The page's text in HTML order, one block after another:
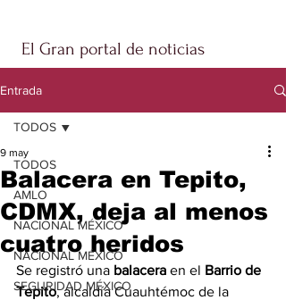
El Gran portal de noticias
Entrada
TODOS
AMLO
NACIONAL MÉXICO
NACIONAL MÉXICO
SEGURIDAD MÉXICO
TODOS
Balacera en Tepito,
CDMX, deja al menos
cuatro heridos
9 may
Se registró una balacera en el Barrio de
Tepito, alcaldía Cuauhtémoc de la